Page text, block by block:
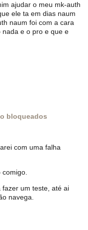
ajudar o meu mk-auth
ele ta em dias naum
naum foi com a cara
nada e o pro e que e
bloqueados
com uma falha
comigo.
fazer um teste, até ai
navega.